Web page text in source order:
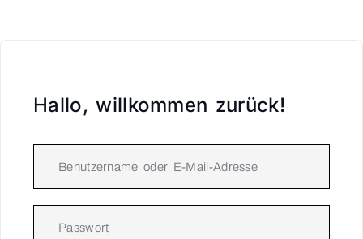
Hallo, willkommen zurück!